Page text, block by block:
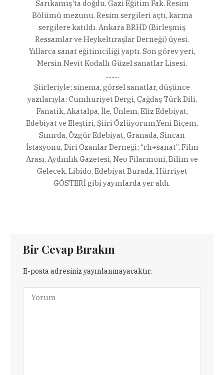
Sarıkamış'ta doğdu. Gazi Eğitim Fak. Resim
Bölümü mezunu. Resim sergileri açtı, karma
sergilere katıldı. Ankara BRHD (Birleşmiş
Ressamlar ve Heykeltıraşlar Derneği) üyesi.
Yıllarca sanat eğitimciliği yaptı. Son görev yeri,
Mersin Nevit Kodallı Güzel sanatlar Lisesi.
.........
Şiirleriyle; sinema, görsel sanatlar, düşünce
yazılarıyla: Cumhuriyet Dergi, Çağdaş Türk Dili,
Fanatik, Akatalpa, İle, Ünlem, Eliz Edebiyat,
Edebiyat ve Eleştiri, Şiiri Özlüyorum,Yeni Biçem,
Sınırda, Özgür Edebiyat, Granada, Sincan
İstasyonu, Diri Ozanlar Derneği; “rh+sanat”, Film
Arası, Aydınlık Gazetesi, Neo Filarmoni, Bilim ve
Gelecek, Libido, Edebiyat Burada, Hürriyet
GÖSTERİ gibi yayınlarda yer aldı.
Bir Cevap Bırakın
E-posta adresiniz yayınlanmayacaktır.